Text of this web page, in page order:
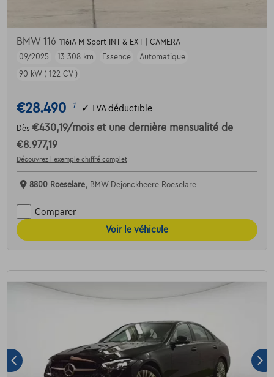
BMW 116 116iA M Sport INT & EXT | CAMERA
09/2025
13.308 km Essence
Automatique
90 kW ( 122 CV )
€28.490 1 ✓ TVA déductible
Dès €430,19/mois et une dernière mensualité de
€8.977,19
Découvrez l’exemple chiffré complet
8800 Roeselare, BMW Dejonckheere Roeselare
Comparer
Voir le véhicule